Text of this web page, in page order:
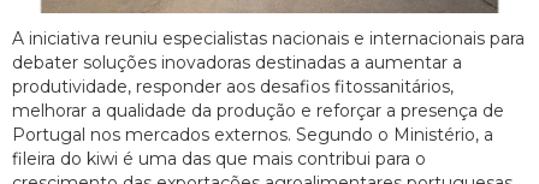
A iniciativa reuniu especialistas nacionais e internacionais para
debater soluções inovadoras destinadas a aumentar a
produtividade, responder aos desafios fitossanitários,
melhorar a qualidade da produção e reforçar a presença de
Portugal nos mercados externos. Segundo o Ministério, a
fileira do kiwi é uma das que mais contribui para o